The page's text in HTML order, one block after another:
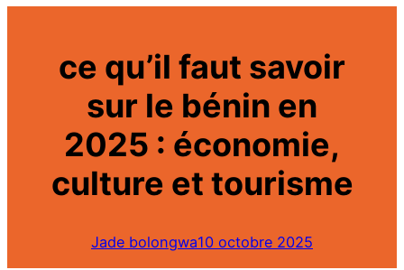
ce qu’il faut savoir
sur le bénin en
2025 : économie,
culture et tourisme
Jade bolongwa10 octobre 2025